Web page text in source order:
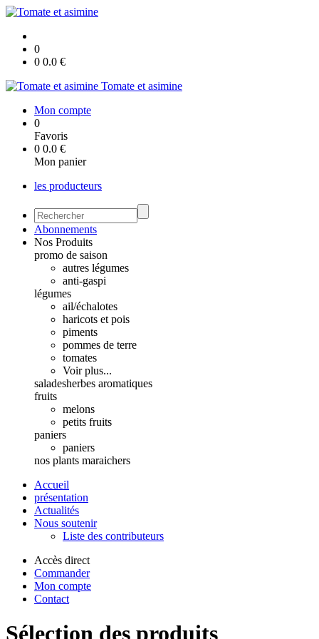
0
0 0.0 €
Tomate et asimine
Mon compte
0
Favoris
0 0.0 €
Mon panier
les producteurs
Abonnements
Nos Produits
promo de saison
autres légumes
anti-gaspi
légumes
ail/échalotes
haricots et pois
piments
pommes de terre
tomates
Voir plus...
saladesherbes aromatiques
fruits
melons
petits fruits
paniers
paniers
nos plants maraichers
Accueil
présentation
Actualités
Nous soutenir
Liste des contributeurs
Accès direct
Commander
Mon compte
Contact
Sélection des produits